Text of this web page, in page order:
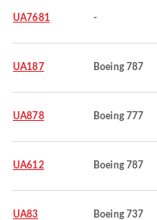
UA7681 -
UA187 Boeing 787
UA878 Boeing 777
UA612 Boeing 787
UA83 Boeing 737